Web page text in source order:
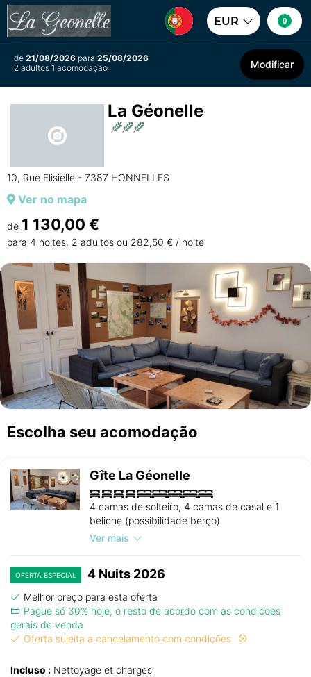
EUR 0
de 21/08/2026 para 25/08/2026
2 adultos 1 acomodação
Modificar
La Géonelle
10, Rue Elisielle - 7387 HONNELLES
Ver no mapa
de 1 130,00 €
para 4 noites, 2 adultos ou 282,50 € / noite
Escolha seu acomodação
Gîte La Géonelle
4 camas de solteiro, 4 camas de casal e 1
beliche (possibilidade berço)
Ver mais
OFERTA ESPECIAL 4 Nuits 2026
Melhor preço para esta oferta
Pague só 30% hoje, o resto de acordo com as condições
gerais de venda
Oferta sujeita a cancelamento com condições
Incluso : Nettoyage et charges